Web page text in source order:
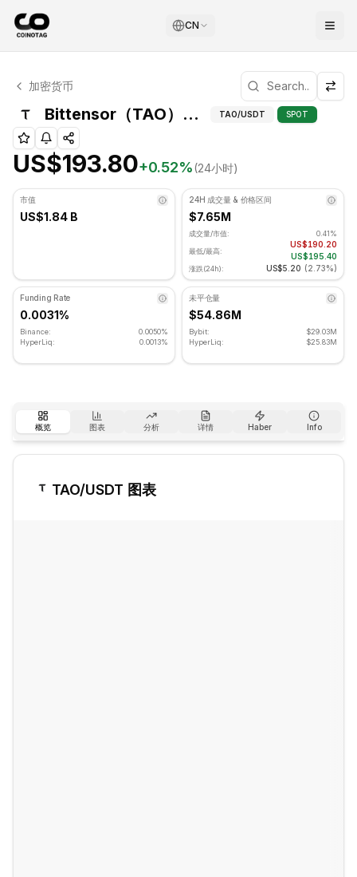
CN
Bittensor 技术分析
Bittensor 目前交易价格为 US$193.80. RSI 指标为 45.89
加密货币
Bittensor（TAO）价格 技术分析和支撑/阻
TAO/USDT SPOT
US$193.80+0.52%(24小时)
市值
US$1.84 B
24H 成交量 & 价格区间
$7.65M
成交量/市值:
0.41%
最低/最高:
US$190.20
US$195.40
涨跌(24h): US$5.20 (2.73%)
Funding Rate
0.0031%
Binance:
0.0050%
HyperLiq:
0.0013%
未平仓量
$54.86M
Bybit:
$29.03M
HyperLiq:
$25.83M
概览 图表 分析 详情 Haber Info
TAO/USDT 图表